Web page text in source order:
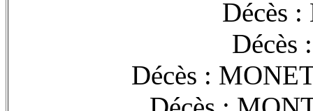
Décès
Décès
Décès :